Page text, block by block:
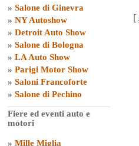
» Salone di Ginevra
» NY Autoshow
» Detroit Auto Show
» Salone di Bologna
» LA Auto Show
» Parigi Motor Show
» Saloni Francoforte
» Salone di Pechino
Fiere ed eventi auto e
motori
» Mille Miglia
[